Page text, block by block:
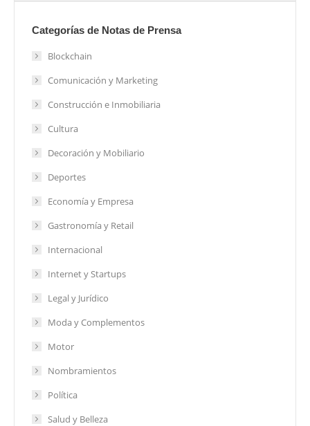
Categorías de Notas de Prensa
Blockchain
Comunicación y Marketing
Construcción e Inmobiliaria
Cultura
Decoración y Mobiliario
Deportes
Economía y Empresa
Gastronomía y Retail
Internacional
Internet y Startups
Legal y Jurídico
Moda y Complementos
Motor
Nombramientos
Política
Salud y Belleza